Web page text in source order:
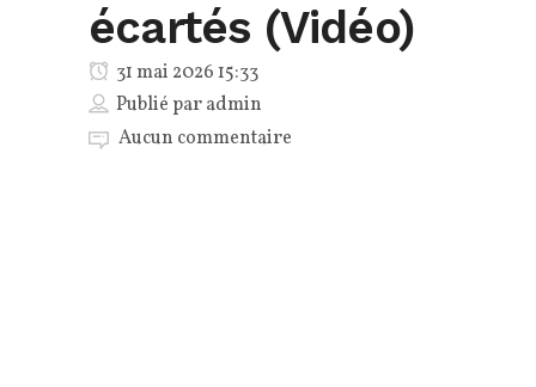
écartés (Vidéo)
31 mai 2026 15:33
Publié paradmin
Aucun commentaire